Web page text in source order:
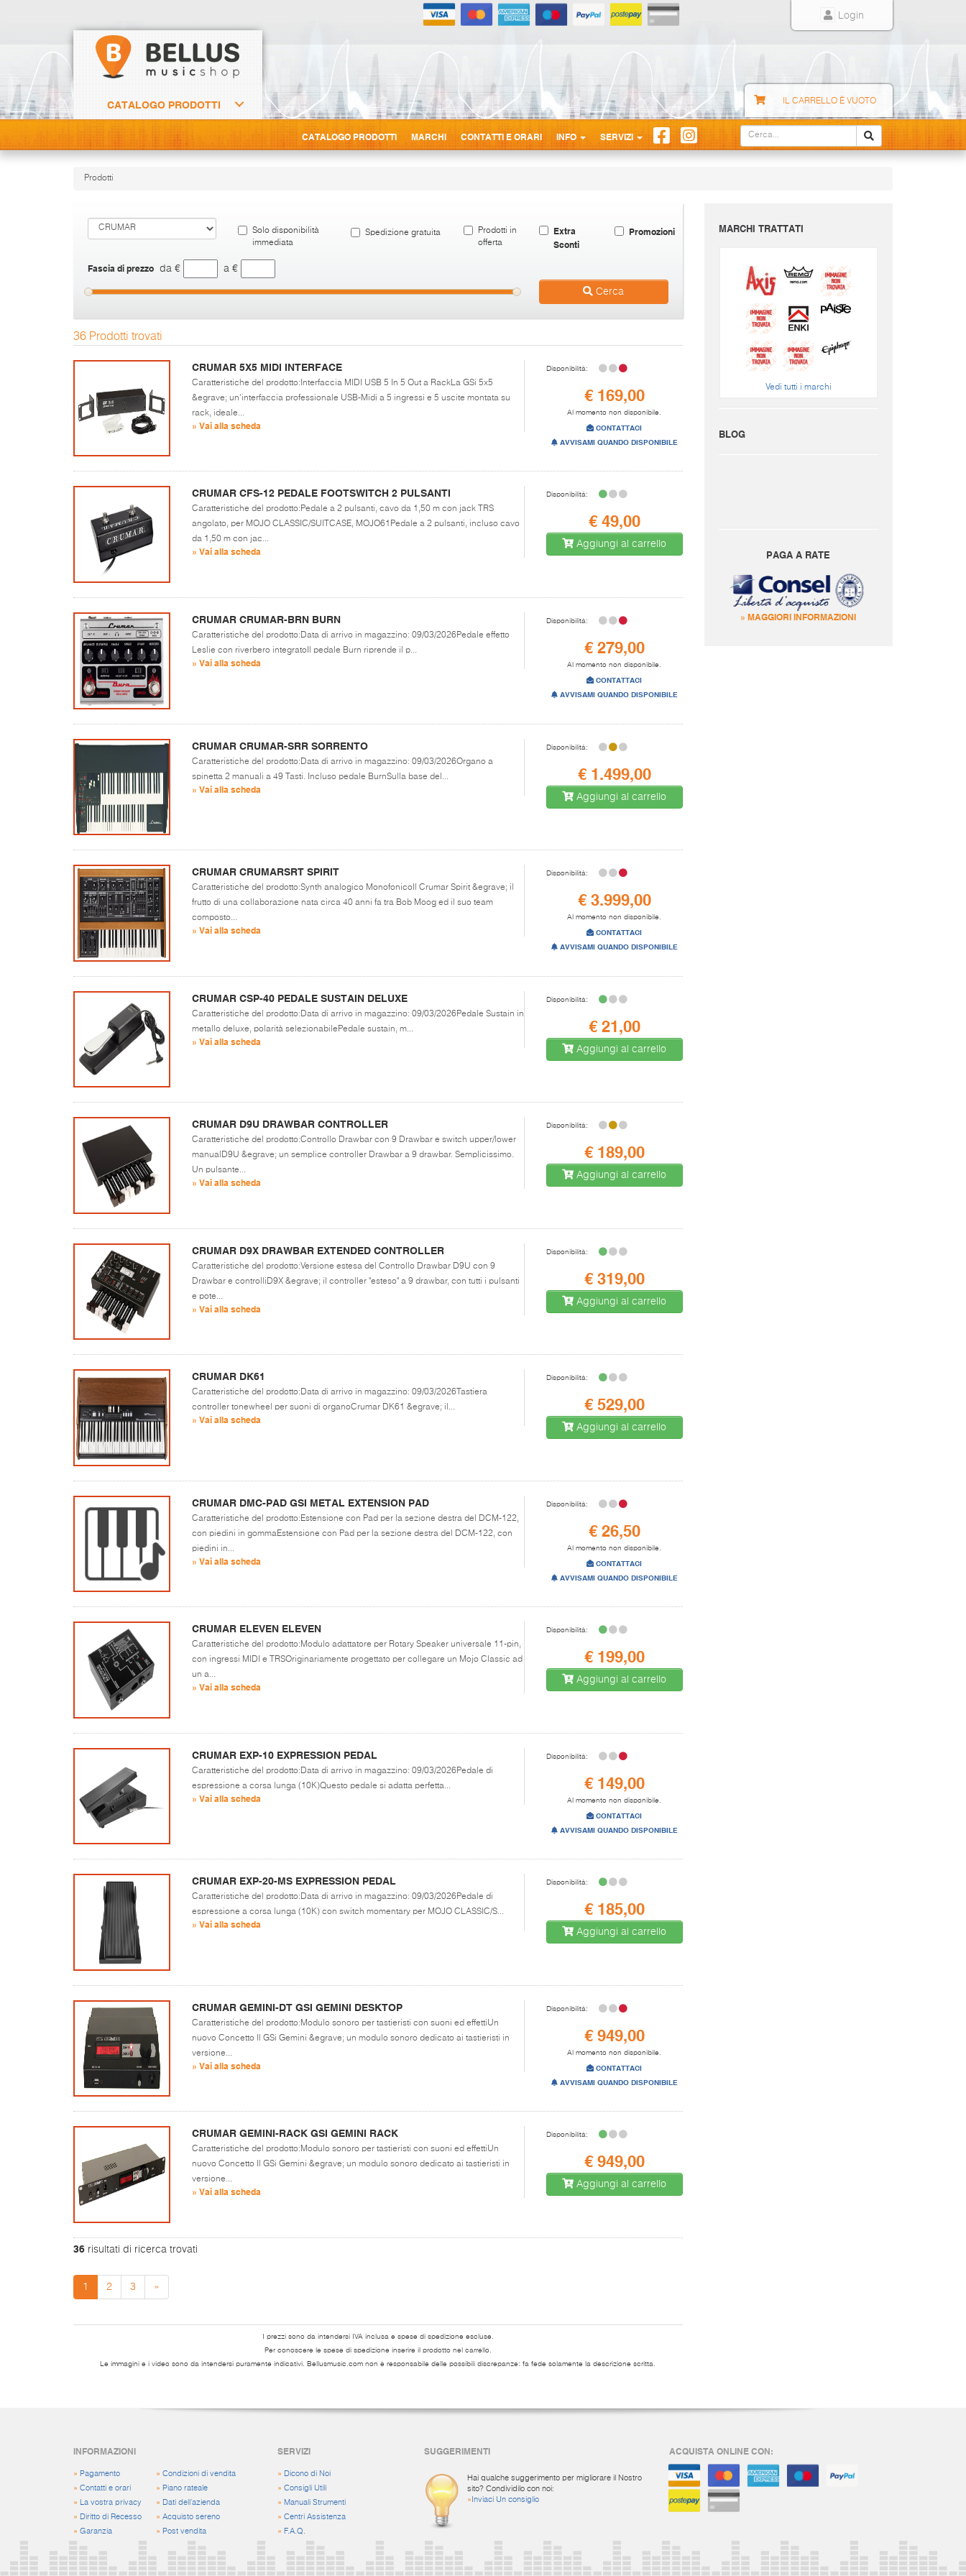
Login
CATALOGO PRODOTTI IL CARRELLO È VUOTO
CATALOGO PRODOTTI MARCHI CONTATTI E ORARI INFO SERVIZI
Prodotti
Solo disponibilità
immediata
Spedizione gratuita
Prodotti in
offerta
Extra
Sconti
Promozioni
Fascia di prezzo da € a €
Cerca
36 Prodotti trovati
CRUMAR 5X5 MIDI INTERFACE
Caratteristiche del prodotto:Interfaccia MIDI USB 5 In 5 Out a RackLa GSi 5x5
&egrave; un'interfaccia professionale USB-Midi a 5 ingressi e 5 uscite montata su
rack, ideale...
» Vai alla scheda
Disponibilità:
€ 169,00
Al momento non disponibile.
CONTATTACI
AVVISAMI QUANDO DISPONIBILE
CRUMAR CFS-12 PEDALE FOOTSWITCH 2 PULSANTI
Caratteristiche del prodotto:Pedale a 2 pulsanti, cavo da 1,50 m con jack TRS
angolato, per MOJO CLASSIC/SUITCASE, MOJO61Pedale a 2 pulsanti, incluso cavo
da 1,50 m con jac...
» Vai alla scheda
Disponibilità:
€ 49,00
Aggiungi al carrello
CRUMAR CRUMAR-BRN BURN
Caratteristiche del prodotto:Data di arrivo in magazzino: 09/03/2026Pedale effetto
Leslie con riverbero integratoIl pedale Burn riprende il p...
» Vai alla scheda
Disponibilità:
€ 279,00
Al momento non disponibile.
CONTATTACI
AVVISAMI QUANDO DISPONIBILE
CRUMAR CRUMAR-SRR SORRENTO
Caratteristiche del prodotto:Data di arrivo in magazzino: 09/03/2026Organo a
spinetta 2 manuali a 49 Tasti. Incluso pedale BurnSulla base del...
» Vai alla scheda
Disponibilità:
€ 1.499,00
Aggiungi al carrello
CRUMAR CRUMARSRT SPIRIT
Caratteristiche del prodotto:Synth analogico MonofonicoIl Crumar Spirit &egrave; il
frutto di una collaborazione nata circa 40 anni fa tra Bob Moog ed il suo team
composto...
» Vai alla scheda
Disponibilità:
€ 3.999,00
Al momento non disponibile.
CONTATTACI
AVVISAMI QUANDO DISPONIBILE
CRUMAR CSP-40 PEDALE SUSTAIN DELUXE
Caratteristiche del prodotto:Data di arrivo in magazzino: 09/03/2026Pedale Sustain in
metallo deluxe, polarità selezionabilePedale sustain, m...
» Vai alla scheda
Disponibilità:
€ 21,00
Aggiungi al carrello
CRUMAR D9U DRAWBAR CONTROLLER
Caratteristiche del prodotto:Controllo Drawbar con 9 Drawbar e switch upper/lower
manualD9U &egrave; un semplice controller Drawbar a 9 drawbar. Semplicissimo.
Un pulsante...
» Vai alla scheda
Disponibilità:
€ 189,00
Aggiungi al carrello
CRUMAR D9X DRAWBAR EXTENDED CONTROLLER
Caratteristiche del prodotto:Versione estesa del Controllo Drawbar D9U con 9
Drawbar e controlliD9X &egrave; il controller "esteso" a 9 drawbar, con tutti i pulsanti
e pote...
» Vai alla scheda
Disponibilità:
€ 319,00
Aggiungi al carrello
CRUMAR DK61
Caratteristiche del prodotto:Data di arrivo in magazzino: 09/03/2026Tastiera
controller tonewheel per suoni di organoCrumar DK61 &egrave; il...
» Vai alla scheda
Disponibilità:
€ 529,00
Aggiungi al carrello
CRUMAR DMC-PAD GSI METAL EXTENSION PAD
Caratteristiche del prodotto:Estensione con Pad per la sezione destra del DCM-122,
con piedini in gommaEstensione con Pad per la sezione destra del DCM-122, con
piedini in...
» Vai alla scheda
Disponibilità:
€ 26,50
Al momento non disponibile.
CONTATTACI
AVVISAMI QUANDO DISPONIBILE
CRUMAR ELEVEN ELEVEN
Caratteristiche del prodotto:Modulo adattatore per Rotary Speaker universale 11-pin,
con ingressi MIDI e TRSOriginariamente progettato per collegare un Mojo Classic ad
un a...
» Vai alla scheda
Disponibilità:
€ 199,00
Aggiungi al carrello
CRUMAR EXP-10 EXPRESSION PEDAL
Caratteristiche del prodotto:Data di arrivo in magazzino: 09/03/2026Pedale di
espressione a corsa lunga (10K)Questo pedale si adatta perfetta...
» Vai alla scheda
Disponibilità:
€ 149,00
Al momento non disponibile.
CONTATTACI
AVVISAMI QUANDO DISPONIBILE
CRUMAR EXP-20-MS EXPRESSION PEDAL
Caratteristiche del prodotto:Data di arrivo in magazzino: 09/03/2026Pedale di
espressione a corsa lunga (10K) con switch momentary per MOJO CLASSIC/S...
» Vai alla scheda
Disponibilità:
€ 185,00
Aggiungi al carrello
CRUMAR GEMINI-DT GSI GEMINI DESKTOP
Caratteristiche del prodotto:Modulo sonoro per tastieristi con suoni ed effettiUn
nuovo Concetto Il GSi Gemini &egrave; un modulo sonoro dedicato ai tastieristi in
versione...
» Vai alla scheda
Disponibilità:
€ 949,00
Al momento non disponibile.
CONTATTACI
AVVISAMI QUANDO DISPONIBILE
CRUMAR GEMINI-RACK GSI GEMINI RACK
Caratteristiche del prodotto:Modulo sonoro per tastieristi con suoni ed effettiUn
nuovo Concetto Il GSi Gemini &egrave; un modulo sonoro dedicato ai tastieristi in
versione...
» Vai alla scheda
Disponibilità:
€ 949,00
Aggiungi al carrello
36 risultati di ricerca trovati
1 2 3 »
I prezzi sono da intendersi IVA inclusa e spese di spedizione escluse.
Per conoscere le spese di spedizione inserire il prodotto nel carrello.
Le immagini e i video sono da intendersi puramente indicativi. Bellusmusic.com non è responsabile delle possibili discrepanze: fa fede solamente la descrizione scritta.
MARCHI TRATTATI
Vedi tutti i marchi
BLOG
PAGA A RATE
» MAGGIORI INFORMAZIONI
INFORMAZIONI
» Pagamento
» Contatti e orari
»
La vostra privacy
» Diritto di Recesso
» Garanzia
» Condizioni di vendita
» Piano rateale
» Dati dell'azienda
» Acquisto sereno
» Post vendita
SERVIZI
» Dicono di Noi
»Consigli Utili
» Manuali Strumenti
»Centri Assistenza
» F.A.Q.
SUGGERIMENTI
Hai qualche suggerimento per migliorare il Nostro
sito? Condividilo con noi:
» Inviaci Un consiglio
ACQUISTA ONLINE CON: